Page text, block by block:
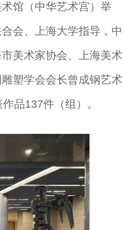
馆（中华艺术宫）举
会、上海大学指导，中
美术家协会、上海美术
塑学会会长曾成钢艺术
品137件（组）。